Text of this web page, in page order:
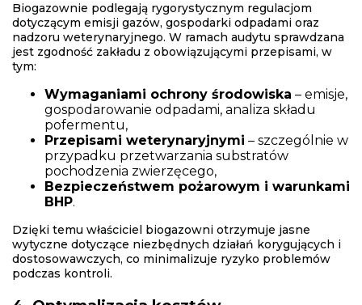
Biogazownie podlegają rygorystycznym regulacjom
dotyczącym emisji gazów, gospodarki odpadami oraz
nadzoru weterynaryjnego. W ramach audytu sprawdzana
jest zgodność zakładu z obowiązującymi przepisami, w
tym:
Wymaganiami ochrony środowiska – emisje,
gospodarowanie odpadami, analiza składu
pofermentu,
Przepisami weterynaryjnymi – szczególnie w
przypadku przetwarzania substratów
pochodzenia zwierzęcego,
Bezpieczeństwem pożarowym i warunkami
BHP.
Dzięki temu właściciel biogazowni otrzymuje jasne
wytyczne dotyczące niezbędnych działań korygujących i
dostosowawczych, co minimalizuje ryzyko problemów
podczas kontroli.